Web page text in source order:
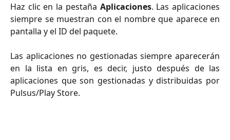
Haz clic en la pestaña Aplicaciones. Las aplicaciones
siempre se muestran con el nombre que aparece en
pantalla y el ID del paquete.
Las aplicaciones no gestionadas siempre aparecerán
en la lista en gris, es decir, justo después de las
aplicaciones que son gestionadas y distribuidas por
Pulsus/Play Store.